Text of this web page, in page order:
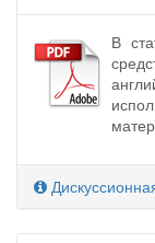
В